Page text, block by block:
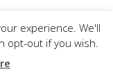
experience. We'll
opt-out if you wish.